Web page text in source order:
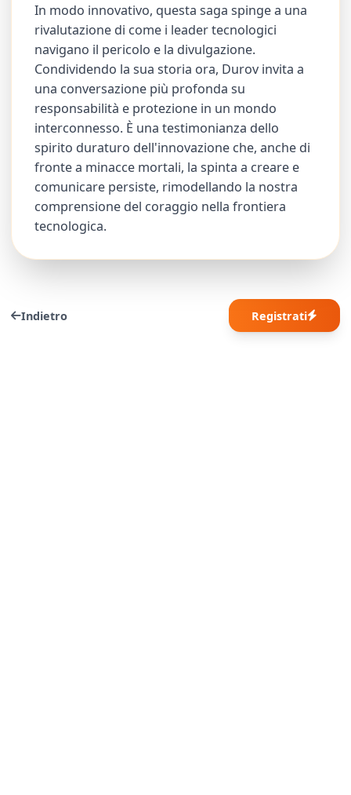
In modo innovativo, questa saga spinge a una
rivalutazione di come i leader tecnologici
navigano il pericolo e la divulgazione.
Condividendo la sua storia ora, Durov invita a
una conversazione più profonda su
responsabilità e protezione in un mondo
interconnesso. È una testimonianza dello
spirito duraturo dell'innovazione che, anche di
fronte a minacce mortali, la spinta a creare e
comunicare persiste, rimodellando la nostra
comprensione del coraggio nella frontiera
tecnologica.
Indietro Registrati